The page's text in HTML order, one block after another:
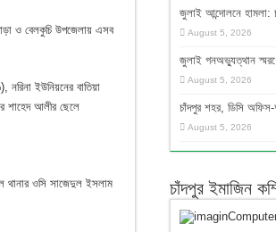
ও বেলকুচি উপজেলায় এসব
ইউনিয়নের বাতিয়া
শাহেদ আলীর ছেলে
থানার ওসি সাজেদুল ইসলাম
জুলাই আন্দোলনে হামলা:
August 5, 2026
জুলাই গনঅভ্যুত্থান স্মরণে
August 5, 2026
চাঁদপুর শহর, ডিসি
August 5, 2026
চাঁদপুর ইমাজিন